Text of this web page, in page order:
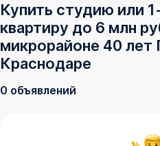
Купить студию или
квартиру до 6 млн
микрорайоне 40 лет
Краснодаре
0 объявлений